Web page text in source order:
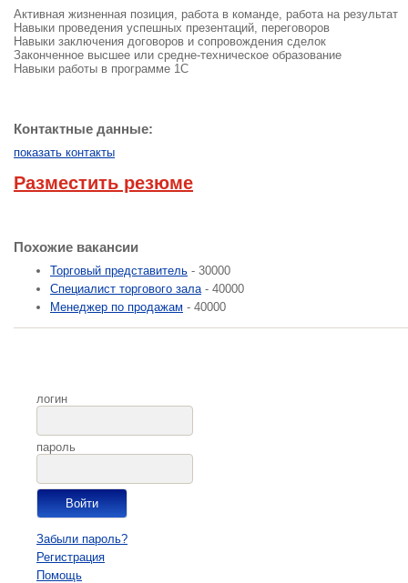
Активная жизненная позиция, работа в команде, работа на результат
Навыки проведения успешных презентаций, переговоров
Навыки заключения договоров и сопровождения сделок
Законченное высшее или средне-техническое образование
Навыки работы в программе 1С
Контактные данные:
показать контакты
Разместить резюме
Похожие вакансии
Торговый представитель - 30000
Специалист торгового зала- 40000
Менеджер по продажам - 40000
логин
пароль
Забыли пароль?
Регистрация
Помощь